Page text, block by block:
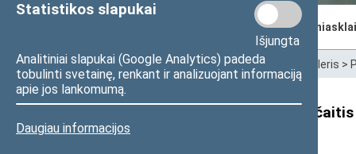
Statistikos slapukai
Išjungta
Analitiniai slapukai (Google Analytics) padeda
tobulinti svetainę, renkant ir analizuojant informaciją
apie jos lankomumą.
Daugiau informacijos
Pranešimai
Pradžia>Seimo kanceliarija>Seimo kancleris >
Seimo kancleris Algirdas
parlamentų kancleriais